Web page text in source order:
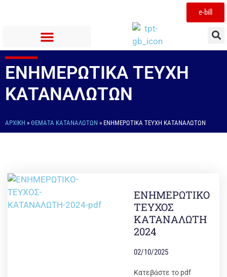
e-bill
ΕΝΗΜΕΡΩΤΙΚΑ ΤΕΥΧΗ
ΚΑΤΑΝΑΛΩΤΩΝ
ΑΡΧΙΚΉ » ΘΕΜΑΤΑ ΚΑΤΑΝΑΛΩΤΩΝ » ΕΝΗΜΕΡΩΤΙΚΑ ΤΕΥΧΗ ΚΑΤΑΝΑΛΩΤΩΝ
ΕΝΗΜΕΡΩΤΙΚΟ
ΤΕΥΧΟΣ
ΚΑΤΑΝΑΛΩΤΗ
2024
02/10/2025
Κατεβάστε το pdf